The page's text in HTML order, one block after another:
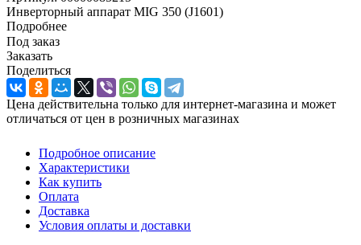
Инверторный аппарат MIG 350 (J1601)
Подробнее
Под заказ
Заказать
Поделиться
Цена действительна только для интернет-магазина и может
отличаться от цен в розничных магазинах
Подробное описание
Характеристики
Как купить
Оплата
Доставка
Условия оплаты и доставки